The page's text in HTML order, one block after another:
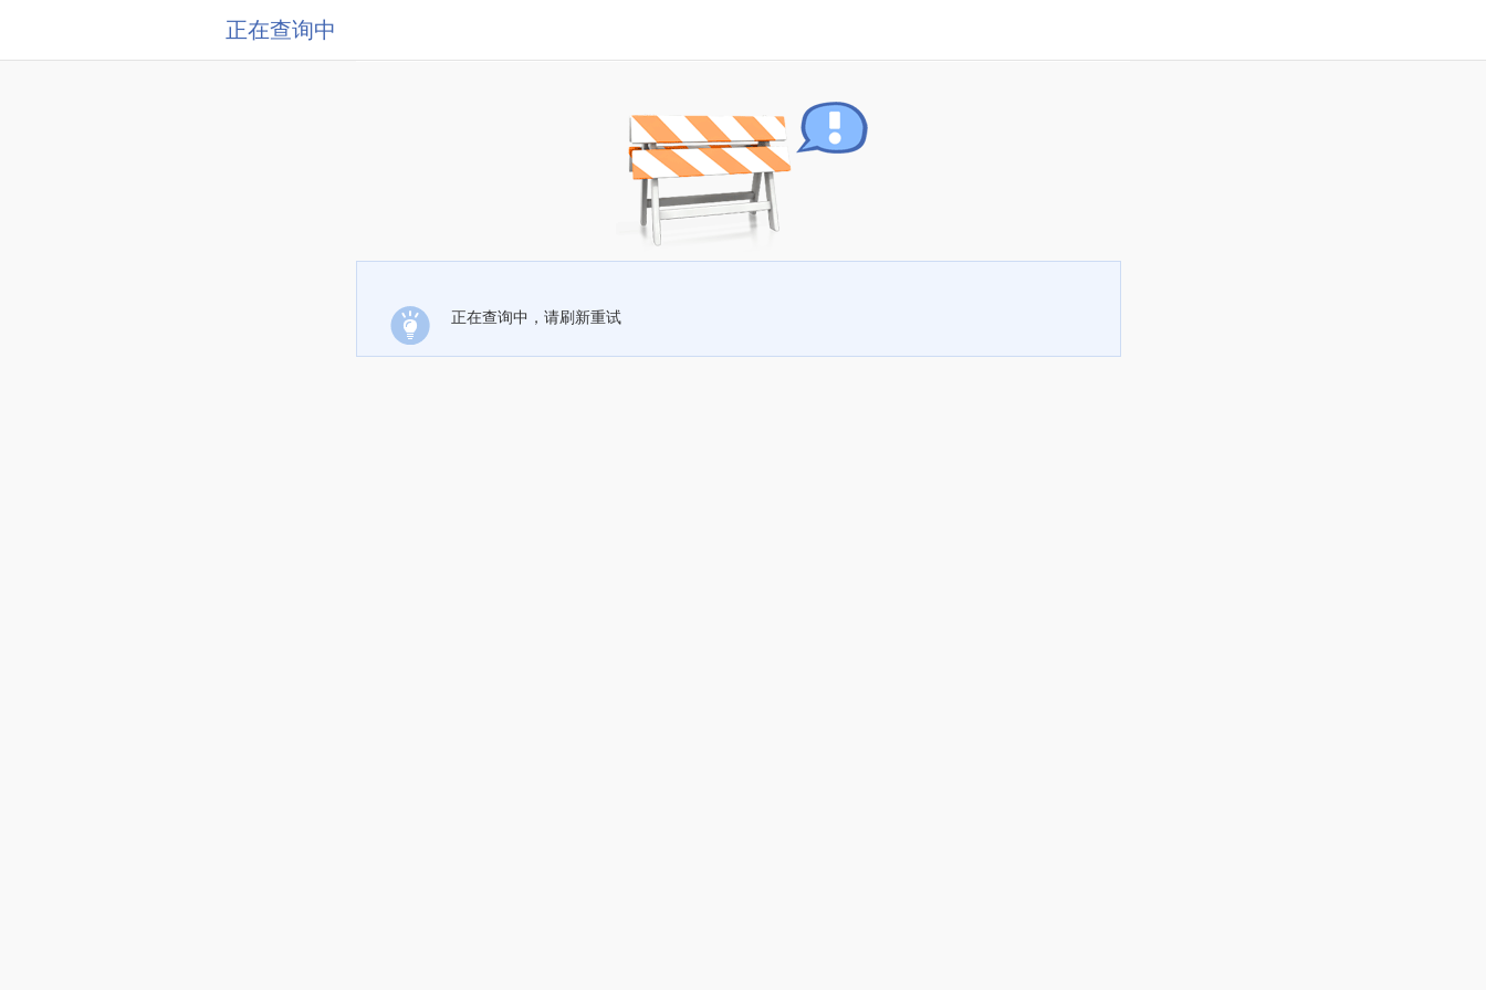
正在查询中
正在查询中，请刷新重试